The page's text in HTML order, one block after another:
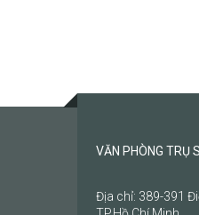
VĂN PHÒNG TRỤ
Địa chỉ: 389-391